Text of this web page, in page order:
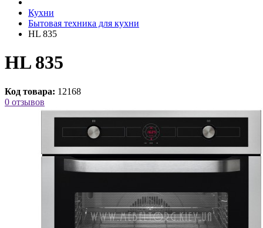
Кухни
Бытовая техника для кухни
HL 835
HL 835
Код товара: 12168
0 отзывов